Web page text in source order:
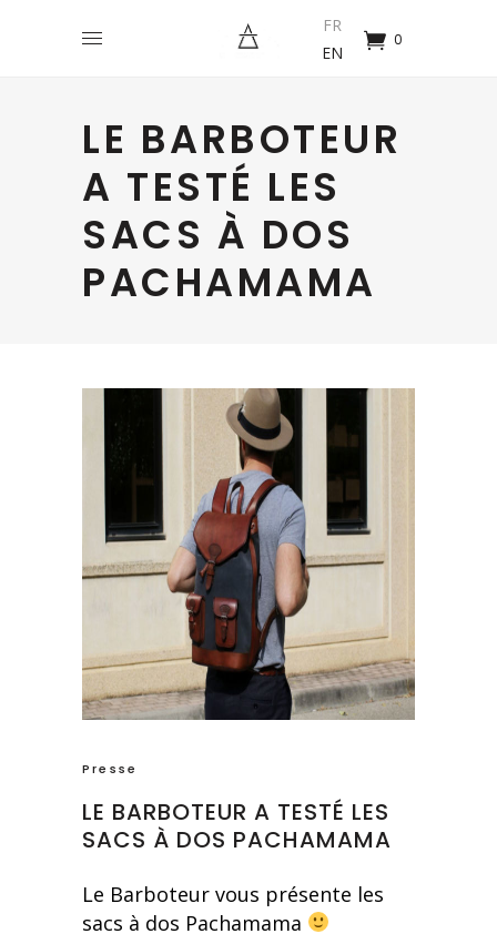
FR
EN
0
LE BARBOTEUR
A TESTÉ LES
SACS À DOS
PACHAMAMA
Presse
LE BARBOTEUR A TESTÉ LES
SACS À DOS PACHAMAMA
Le Barboteur vous présente les
sacs à dos Pachamama